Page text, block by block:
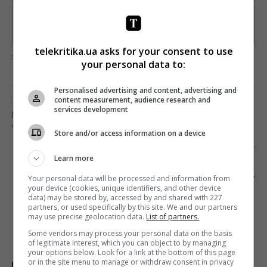
Предоставлено SendPulse
загрузка...
Предыдущий пост
ПОКАЗАТЕЛИ NETFLIX ПРЕВЫСИЛИ
ОЖИДАНИЯ АНАЛИТИКОВ
Следующий пост
ПОГИБ ОДИН ИЗ ПОДОЗРЕВАЕМЫХ В
УБИЙСТВЕ САУДОВСКОГО ЖУРНАЛИСТА
telekritika.ua asks for your consent to use
your personal data to:
Personalised advertising and content, advertising and
content measurement, audience research and
services development
Store and/or access information on a device
Learn more
Your personal data will be processed and information from
your device (cookies, unique identifiers, and other device
data) may be stored by, accessed by and shared with 227
partners, or used specifically by this site. We and our partners
may use precise geolocation data. List of partners.
Some vendors may process your personal data on the basis
of legitimate interest, which you can object to by managing
your options below. Look for a link at the bottom of this page
or in the site menu to manage or withdraw consent in privacy